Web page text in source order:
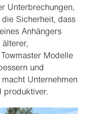
Unterbrechungen,
Sicherheit, dass
Anhängers
Modelle
und
Unternehmen
produktiver.